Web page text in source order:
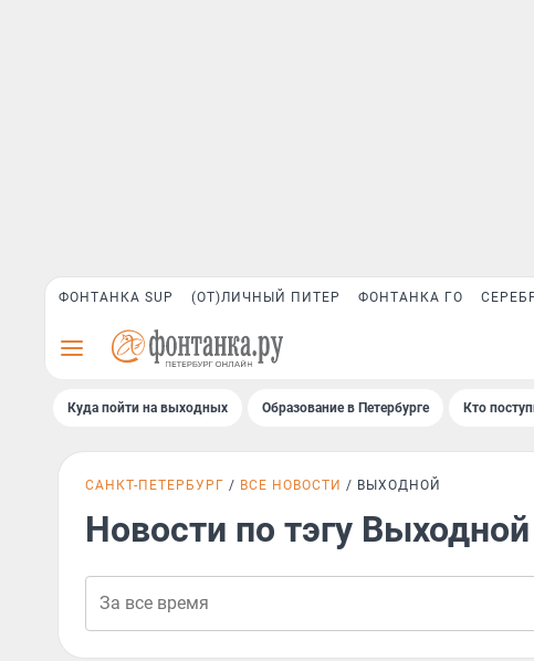
ФОНТАНКА SUP (ОТ)ЛИЧНЫЙ ПИТЕР ФОНТАНКА ГО
Куда пойти на выходных Образование в Петербурге Кто
САНКТ-ПЕТЕРБУРГ ВСЕ НОВОСТИ ВЫХОДНОЙ
Новости по тэгу Выходной